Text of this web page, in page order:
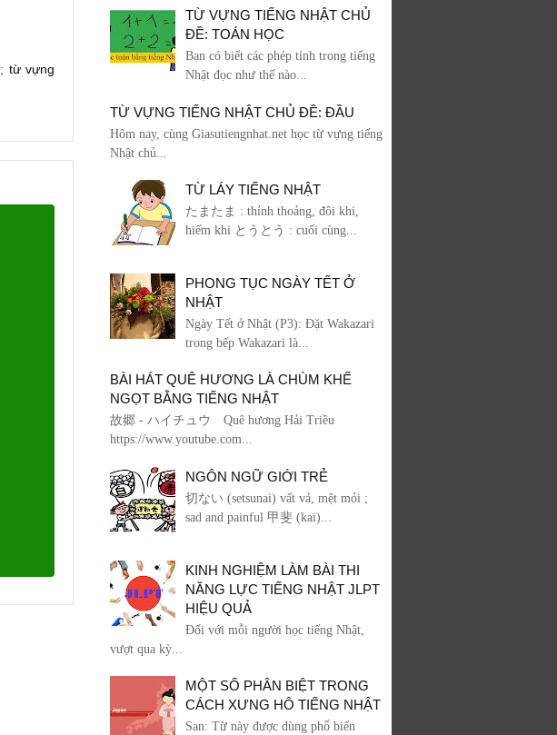
; từ vựng
TỪ VỰNG TIẾNG NHẬT CHỦ
ĐỀ: TOÁN HỌC
Bạn có biết các phép tính trong tiếng
Nhật đọc như thế nào...
TỪ VỰNG TIẾNG NHẬT CHỦ ĐỀ: ĐẦU
Hôm nay, cùng Giasutiengnhat.net học từ vựng tiếng
Nhật chủ...
TỪ LÁY TIẾNG NHẬT
たまたま : thỉnh thoảng, đôi khi,
hiếm khi とうとう : cuối cùng...
PHONG TỤC NGÀY TẾT Ở
NHẬT
Ngày Tết ở Nhật (P3): Đặt Wakazari
trong bếp Wakazari là...
BÀI HÁT QUÊ HƯƠNG LÀ CHÙM KHẾ
NGỌT BẰNG TIẾNG NHẬT
故郷 - ハイチュウ Quê hương Hải Triều
https://www.youtube.com...
NGÔN NGỮ GIỚI TRẺ
切ない (setsunai) vất vả, mệt mỏi ;
sad and painful 甲斐 (kai)...
KINH NGHIỆM LÀM BÀI THI
NĂNG LỰC TIẾNG NHẬT JLPT
HIỆU QUẢ
Đối với mỗi người học tiếng Nhật,
vượt qua kỳ...
MỘT SỐ PHÂN BIỆT TRONG
CÁCH XƯNG HÔ TIẾNG NHẬT
San: Từ này được dùng phổ biến